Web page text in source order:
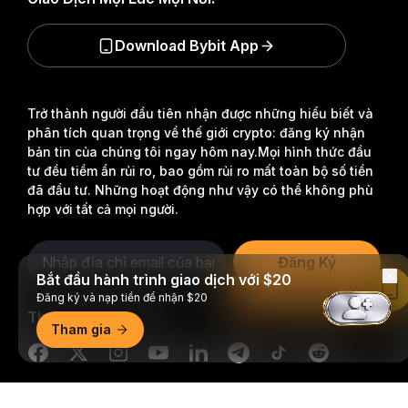
Trở thành người đầu tiên nhận được những hiểu biết và
phân tích quan trọng về thế giới crypto: đăng ký nhận
bản tin của chúng tôi ngay hôm nay.Mọi hình thức đầu
tư đều tiềm ẩn rủi ro, bao gồm rủi ro mất toàn bộ số tiền
đã đầu tư. Những hoạt động như vậy có thể không phù
hợp với tất cả mọi người.
Đăng Ký
Theo dõi chúng tôi
Download Bybit App
Bắt đầu hành trình giao dịch với $20
Đăng ký và nạp tiền để nhận $20
Tham gia
Đọc Trên Bybit App